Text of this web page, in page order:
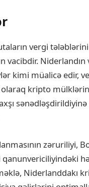
vergi
vacibdir.
kimi müalicə edir,
olaraq kripto
zəruriliyi,
Niderlanddakı